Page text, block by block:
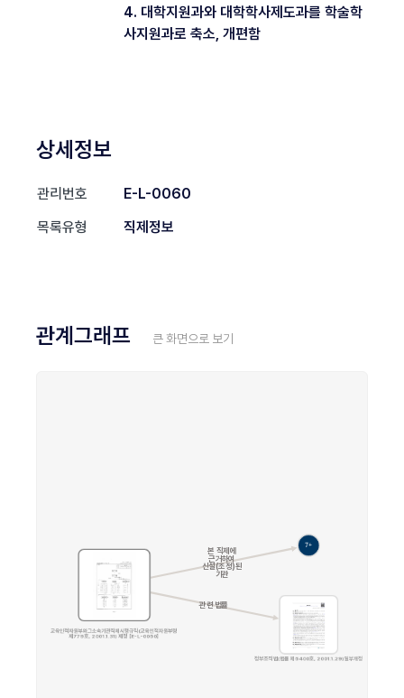
4. 대학지원과와 대학학사제도과를 학술학
사지원과로 축소, 개편함
상세정보
관리번호
E-L-0060
목록유형
직제정보
관계그래프 큰 화면으로 보기